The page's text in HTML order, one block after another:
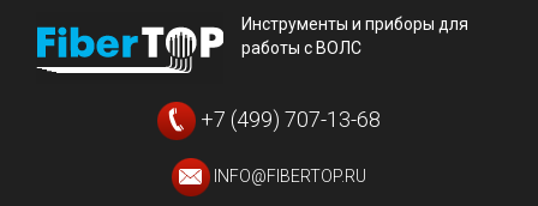
Инструменты и приборы для
работы с ВОЛС
+7 (499) 707-13-68
INFO@FIBERTOP.RU